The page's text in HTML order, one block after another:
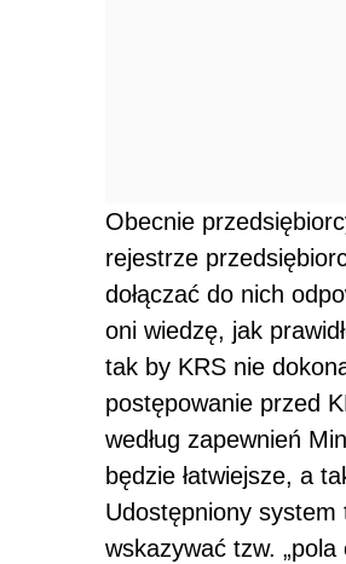
Obecnie
rejestrze
dołączać do nich
oni wiedzę, jak
tak by KRS nie
postępowanie przed
według zapewnień
będzie łatwiejsze, a
Udostępniony system
wskazywać tzw.